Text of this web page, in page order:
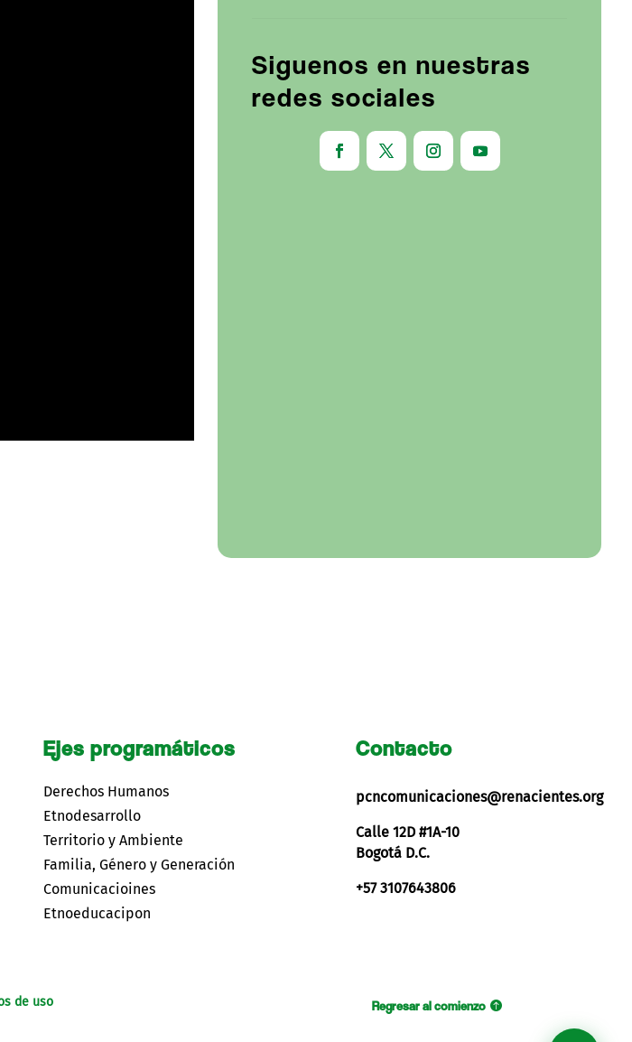
Siguenos en nuestras
redes sociales
Ejes programáticos
Derechos Humanos
Etnodesarrollo
Territorio y Ambiente
Familia, Género y Generación
Comunicacioines
Etnoeducacipon
Contacto
pcncomunicaciones@renacientes.org
Calle 12D #1A-10
Bogotá D.C.
+57 3107643806
de uso Regresar al comienzo